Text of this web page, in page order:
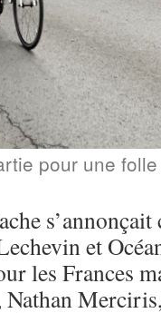
pour une
et
les Frances